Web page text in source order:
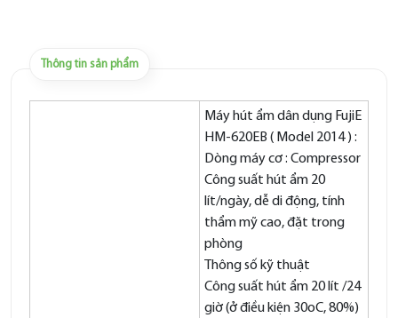
Thông tin sản phẩm
Máy hút ẩm dân dụng FujiE
HM-620EB ( Model 2014 ) :
Dòng máy cơ : Compressor
Công suất hút ẩm 20
lít/ngày, dễ di động, tính
thẩm mỹ cao, đặt trong
phòng
Thông số kỹ thuật
Công suất hút ẩm 20 lít /24
giờ (ở điều kiện 30oC, 80%)